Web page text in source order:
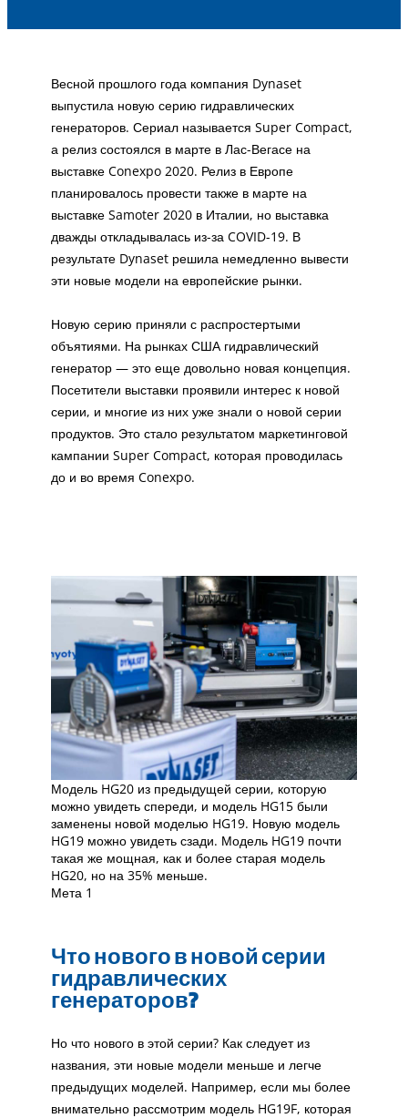
Весной прошлого года компания Dynaset
выпустила новую серию гидравлических
генераторов. Сериал называется Super Compact,
а релиз состоялся в марте в Лас-Вегасе на
выставке Conexpo 2020. Релиз в Европе
планировалось провести также в марте на
выставке Samoter 2020 в Италии, но выставка
дважды откладывалась из-за COVID-19. В
результате Dynaset решила немедленно вывести
эти новые модели на европейские рынки.
Новую серию приняли с распростертыми
объятиями. На рынках США гидравлический
генератор — это еще довольно новая концепция.
Посетители выставки проявили интерес к новой
серии, и многие из них уже знали о новой серии
продуктов. Это стало результатом маркетинговой
кампании Super Compact, которая проводилась
до и во время Conexpo.
Модель HG20 из предыдущей серии, которую
можно увидеть спереди, и модель HG15 были
заменены новой моделью HG19. Новую модель
HG19 можно увидеть сзади. Модель HG19 почти
такая же мощная, как и более старая модель
HG20, но на 35% меньше.
Мета 1
Что нового в новой серии
гидравлических
генераторов?
Но что нового в этой серии? Как следует из
названия, эти новые модели меньше и легче
предыдущих моделей. Например, если мы более
внимательно рассмотрим модель HG19F, которая